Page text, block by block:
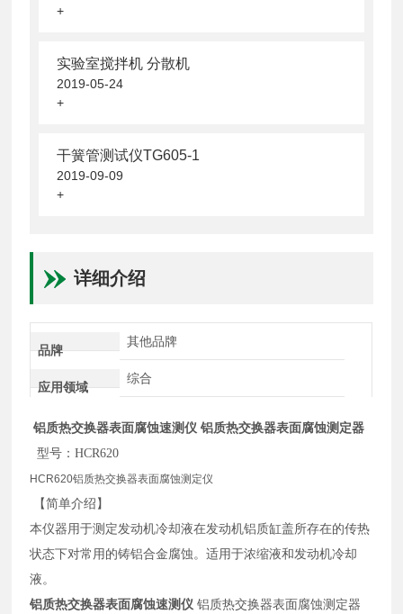
+
实验室搅拌机 分散机
2019-05-24
+
干簧管测试仪TG605-1
2019-09-09
+
详细介绍
品牌
其他品牌
应用领域
综合
铝质热交换器表面腐蚀速测仪 铝质热交换器表面腐蚀测定器
型号：HCR620
HCR620铝质热交换器表面腐蚀测定仪
【简单介绍】
本仪器用于测定发动机冷却液在发动机铝质缸盖所存在的传热
状态下对常用的铸铝合金腐蚀。适用于浓缩液和发动机冷却
液。
铝质热交换器表面腐蚀速测仪 铝质热交换器表面腐蚀测定器